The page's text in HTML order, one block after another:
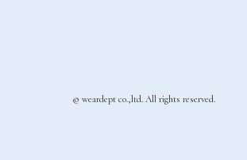
© weardept co.,ltd. All rights reserved.